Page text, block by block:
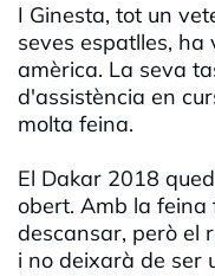
I Ginesta, tot un
seves espatlles,
amèrica. La seva
d'assistència en
molta feina.
El Dakar 2018
obert. Amb la
descansar, però el
i no deixarà de ser